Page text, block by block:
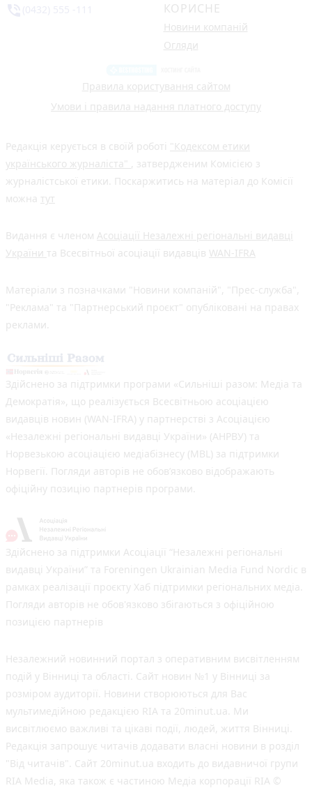
КОРИСНЕ
Новини компаній
Огляди
Правила користування сайтом
Умови і правила надання платного доступу
Редакція керується в своїй роботі "Кодексом етики
українського журналіста" , затвердженим Комісією з
журналістської етики. Поскаржитись на матеріал до Комісії
можна тут
Видання є членом Асоціації Незалежні регіональні видавці
України та Всесвітньої асоціації видавців WAN-IFRA
Матеріали з позначками "Новини компаній", "Прес-служба",
"Реклама" та "Партнерський проєкт" опубліковані на правах
реклами.
Здійснено за підтримки програми «Сильніші разом: Медіа та
Демократія», що реалізується Всесвітньою асоціацією
видавців новин (WAN-IFRA) у партнерстві з Асоціацією
«Незалежні регіональні видавці України» (АНРВУ) та
Норвезькою асоціацією медіабізнесу (MBL) за підтримки
Норвегії. Погляди авторів не обов’язково відображають
офіційну позицію партнерів програми.
Здійснено за підтримки Асоціації “Незалежні регіональні
видавці України” та Foreningen Ukrainian Media Fund Nordic в
рамках реалізації проєкту Хаб підтримки регіональних медіа.
Погляди авторів не обов'язково збігаються з офіційною
позицією партнерів
Незалежний новинний портал з оперативним висвітленням
подій у Вінниці та області. Сайт новин №1 у Вінниці за
розміром аудиторії. Новини створюються для Вас
мультимедійною редакцією RIA та 20minut.ua. Ми
висвітлюємо важливі та цікаві події, людей, життя Вінниці.
Редакція запрошує читачів додавати власні новини в розділ
"Від читачів". Сайт 20minut.ua входить до видавничої групи
RIA Media, яка також є частиною Медіа корпорації RIA ©